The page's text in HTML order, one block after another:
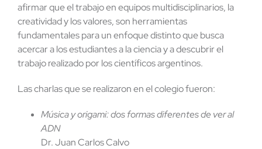
afirmar que el trabajo en equipos multidisciplinarios, la
creatividad y los valores, son herramientas
fundamentales para un enfoque distinto que busca
acercar a los estudiantes a la ciencia y a descubrir el
trabajo realizado por los científicos argentinos.
Las charlas que se realizaron en el colegio fueron:
Música y origami: dos formas diferentes de ver al
ADN
Dr. Juan Carlos Calvo